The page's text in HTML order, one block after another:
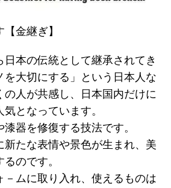
金継ぎ】
本の伝統として継承されてき
を大切にする」という日本人な
の人が共感し、日本国内だけに
となっています。
器を修復する技法です。
新たな表情や景色が生まれ、美
のです。
－ムに取り入れ、使えるものは